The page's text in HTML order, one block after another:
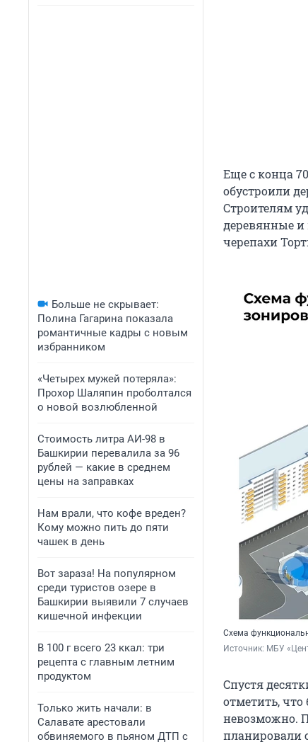
Больше не скрывает:
Полина Гагарина показала
романтичные кадры с новым
избранником
«Четырех мужей потеряла»:
Прохор Шаляпин проболтался
о новой возлюбленной
Стоимость литра АИ-98 в
Башкирии перевалила за 96
рублей — какие в среднем
цены на заправках
Нам врали, что кофе вреден?
Кому можно пить до пяти
чашек в день
Вот зараза! На популярном
среди туристов озере в
Башкирии выявили 7 случаев
кишечной инфекции
В 100 г всего 23 ккал: три
рецепта с главным летним
продуктом
Только жить начали: в
Салавате арестовали
обвиняемого в пьяном ДТП с
Еще с конца
обустроили
Строителям
деревянные
черепахи
Схема
Источник: МБУ
Спустя
отметить,
невозможно.
планировали